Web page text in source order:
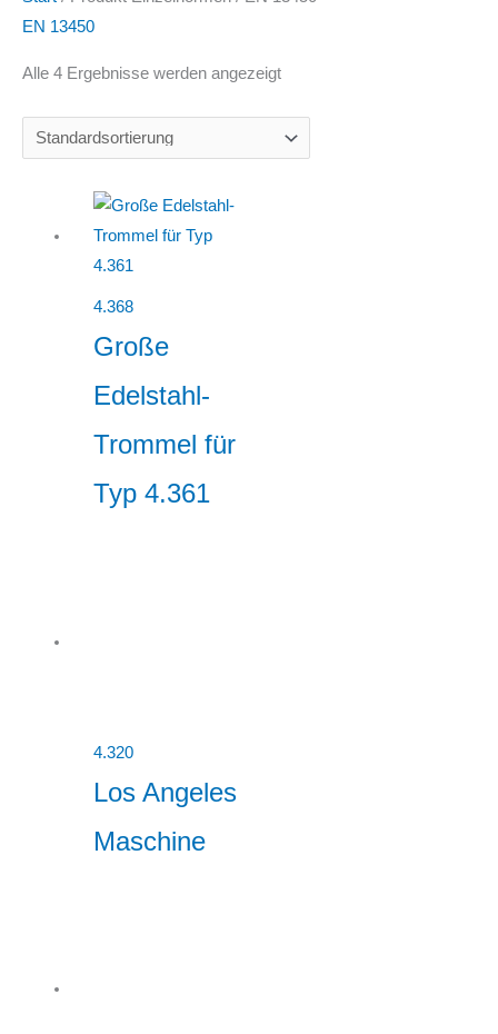
EN 13450
Alle 4 Ergebnisse werden angezeigt
4.368
Große
Edelstahl-
Trommel für
Typ 4.361
4.320
Los Angeles
Maschine